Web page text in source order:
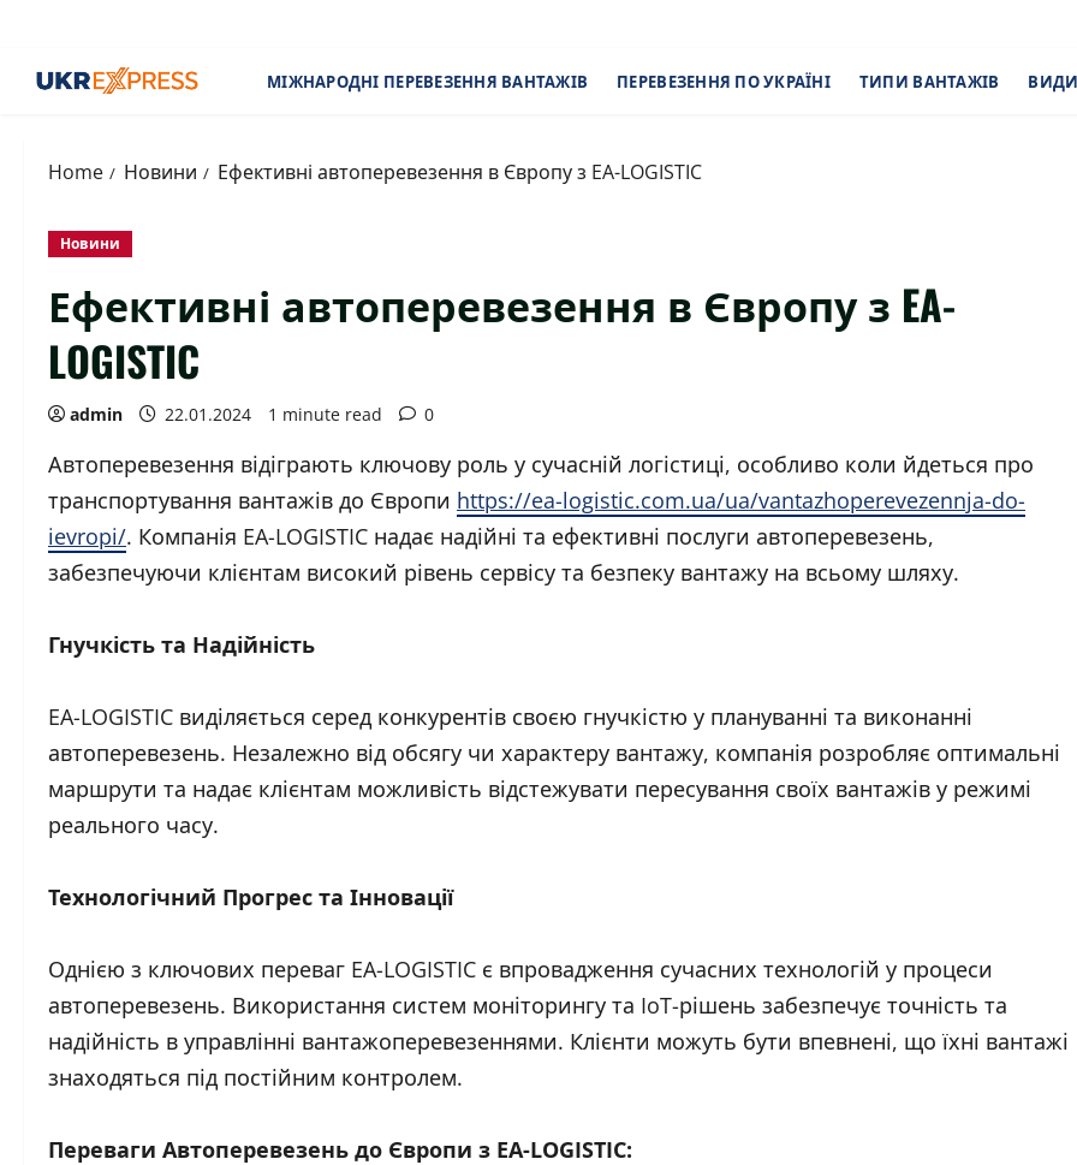
content
МІЖНАРОДНІ ПЕРЕВЕЗЕННЯ ВАНТАЖІВ ПЕРЕВЕЗЕННЯ ПО УКРАЇНІ ТИПИ ВАНТАЖІВ ВИДИ
Home Новини Ефективні автоперевезення в Європу з EA-LOGISTIC
Новини
Ефективні автоперевезення в Європу з EA-
LOGISTIC
admin 22.01.2024 1 minute read 0
Автоперевезення відіграють ключову роль у сучасній логістиці, особливо коли йдеться про
транспортування вантажів до Європи https://ea-logistic.com.ua/ua/vantazhoperevezennja-do-
ievropi/. Компанія EA-LOGISTIC надає надійні та ефективні послуги автоперевезень,
забезпечуючи клієнтам високий рівень сервісу та безпеку вантажу на всьому шляху.
Гнучкість та Надійність
EA-LOGISTIC виділяється серед конкурентів своєю гнучкістю у плануванні та виконанні
автоперевезень. Незалежно від обсягу чи характеру вантажу, компанія розробляє оптимальні
маршрути та надає клієнтам можливість відстежувати пересування своїх вантажів у режимі
реального часу.
Технологічний Прогрес та Інновації
Однією з ключових переваг EA-LOGISTIC є впровадження сучасних технологій у процеси
автоперевезень. Використання систем моніторингу та IoT-рішень забезпечує точність та
надійність в управлінні вантажоперевезеннями. Клієнти можуть бути впевнені, що їхні вантажі
знаходяться під постійним контролем.
Переваги Автоперевезень до Європи з EA-LOGISTIC: